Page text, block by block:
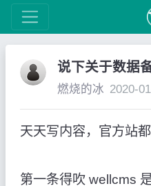
说下关于数据
燃烧的冰 2020-
天天写内容，官方站
第一条得吹 wellcms